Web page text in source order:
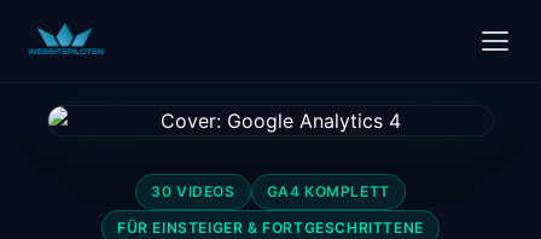
30 VIDEOS
GA4 KOMPLETT
FÜR EINSTEIGER & FORTGESCHRITTENE